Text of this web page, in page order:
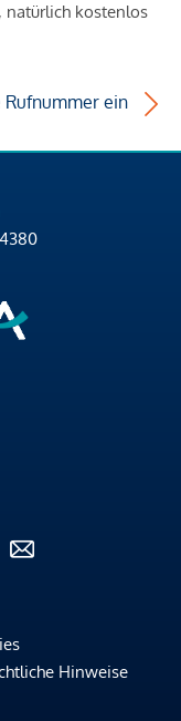
natürlich kostenlos
Rufnummer ein
Hinweise